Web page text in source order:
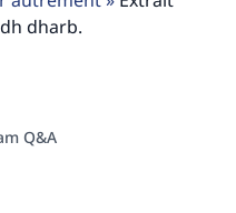
dharb.
Q&A